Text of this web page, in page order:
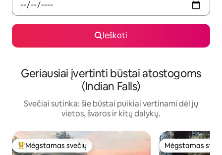
Ieškoti
Geriausiai įvertinti būstai atostogoms
(Indian Falls)
Svečiai sutinka: šie būstai puikiai vertinami dėl jų
vietos, švaros ir kitų dalykų.
Svečių mėgstamiausias
Mėgstamas svečių Mėgstamas
Mėgstamas